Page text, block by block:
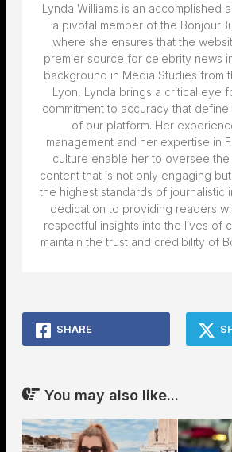
Lynda Williams is an accomplished
a pivotal member of the
where she ensures that the
premier source for celebrity news
background in Media Studies from
Lyon, Lynda brings a critical eye
commitment to accuracy that
of our platform. Her
management and her expertise in
culture enable her to oversee
content that is not only engaging
the highest standards of journalistic
dedication to providing readers
respectful insights into the lives of
maintain the trust and credibility of
SHARE
You may also like...